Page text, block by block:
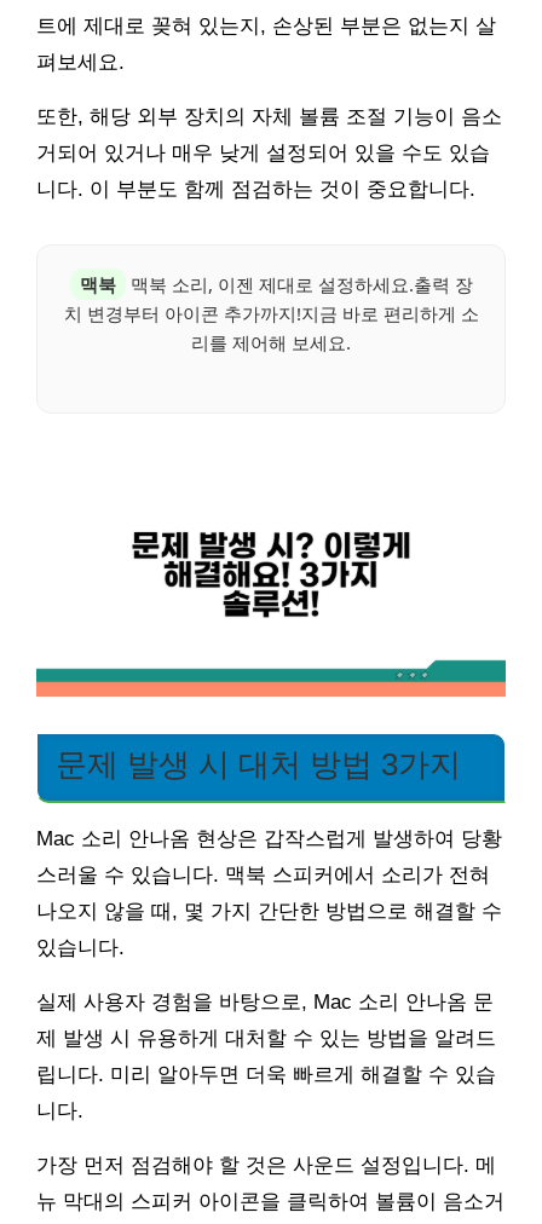
트에 제대로 꽂혀 있는지, 손상된 부분은 없는지 살
펴보세요.
또한, 해당 외부 장치의 자체 볼륨 조절 기능이 음소
거되어 있거나 매우 낮게 설정되어 있을 수도 있습
니다. 이 부분도 함께 점검하는 것이 중요합니다.
맥북
맥북 소리, 이젠 제대로 설정하세요.출력 장
치 변경부터 아이콘 추가까지!지금 바로 편리하게 소
리를 제어해 보세요.
문제 발생 시 대처 방법 3가지
Mac 소리 안나옴 현상은 갑작스럽게 발생하여 당황
스러울 수 있습니다. 맥북 스피커에서 소리가 전혀
나오지 않을 때, 몇 가지 간단한 방법으로 해결할 수
있습니다.
실제 사용자 경험을 바탕으로, Mac 소리 안나옴 문
제 발생 시 유용하게 대처할 수 있는 방법을 알려드
립니다. 미리 알아두면 더욱 빠르게 해결할 수 있습
니다.
가장 먼저 점검해야 할 것은 사운드 설정입니다. 메
뉴 막대의 스피커 아이콘을 클릭하여 볼륨이 음소거